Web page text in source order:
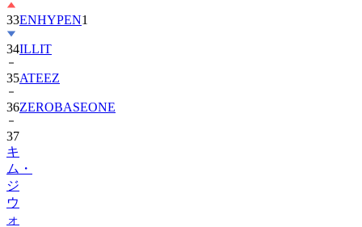
33ENHYPEN1
34ILLIT
35ATEEZ
36ZEROBASEONE
37
キ
ム・
ジ
ウ
ォ